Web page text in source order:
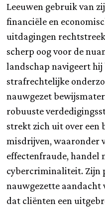
Leeuwen gebruik van
financiële en
uitdagingen
scherp oog voor de
landschap navigeert
strafrechtelijke
nauwgezet
robuuste
strekt zich uit over een
misdrijven, waaronder
effectenfraude, handel
cybercriminaliteit. Zijn
nauwgezette aandacht
dat cliënten een